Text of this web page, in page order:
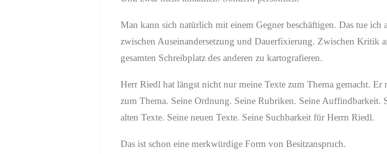
Man kann sich natürlich mit einem Gegner beschäftigen. Das tue ich
zwischen Auseinandersetzung und Dauerfixierung. Zwischen Kritik
gesamten Schreibplatz des anderen zu kartografieren.
Herr Riedl hat längst nicht nur meine Texte zum Thema gemacht. Er
zum Thema. Seine Ordnung. Seine Rubriken. Seine Auffindbarkeit.
alten Texte. Seine neuen Texte. Seine Suchbarkeit für Herrn Riedl.
Das ist schon eine merkwürdige Form von Besitzanspruch.